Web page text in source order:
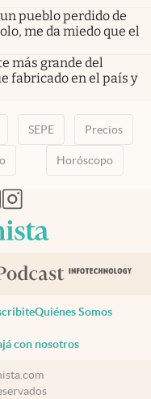
pueblo perdido de
me da miedo que el
más grande del
fabricado en el país y
SEPE Precios
Horóscopo
pestañapestaña
en nueva pestaña
abre en nueva pestaña
abre en nueva pestaña
Quiénes Somos
con nosotros